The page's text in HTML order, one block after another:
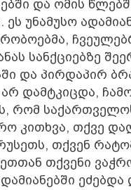
და ომის
უნამუსო
სანქციებზე
და პირდაპირ
არ დამტკიცდა,
რომ
კითხვა, თქვე
თქვენ
თქვენი